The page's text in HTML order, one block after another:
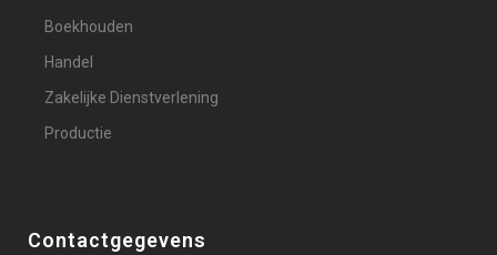
Boekhouden
Handel
Zakelijke Dienstverlening
Productie
Contactgegevens